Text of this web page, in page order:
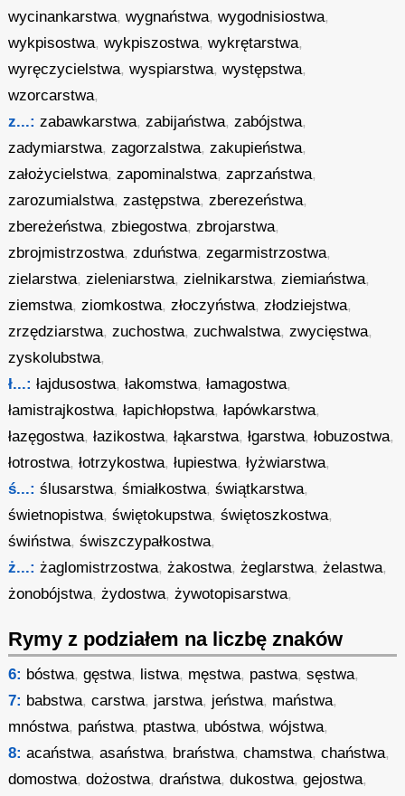
wycinankarstwa,wygnaństwa,wygodnisiostwa,
wykpisostwa,wykpiszostwa,wykrętarstwa,
wyręczycielstwa,wyspiarstwa,występstwa,
wzorcarstwa,
z...: zabawkarstwa,zabijaństwa,zabójstwa,
zadymiarstwa,zagorzalstwa,zakupieństwa,
założycielstwa,zapominalstwa,zaprzaństwa,
zarozumialstwa,zastępstwa,zberezeństwa,
zbereżeństwa,zbiegostwa,zbrojarstwa,
zbrojmistrzostwa,zduństwa,zegarmistrzostwa,
zielarstwa,zieleniarstwa,zielnikarstwa,ziemiaństwa,
ziemstwa,ziomkostwa,złoczyństwa,złodziejstwa,
zrzędziarstwa,zuchostwa,zuchwalstwa,zwycięstwa,
zyskolubstwa,
ł...: łajdusostwa,łakomstwa,łamagostwa,
łamistrajkostwa,łapichłopstwa,łapówkarstwa,
łazęgostwa,łazikostwa,łąkarstwa,łgarstwa,łobuzostwa,
łotrostwa,łotrzykostwa,łupiestwa,łyżwiarstwa,
ś...: ślusarstwa,śmiałkostwa,świątkarstwa,
świetnopistwa,świętokupstwa,świętoszkostwa,
świństwa,świszczypałkostwa,
ż...: żaglomistrzostwa,żakostwa,żeglarstwa,żelastwa,
żonobójstwa,żydostwa,żywotopisarstwa,
Rymy z podziałem na liczbę znaków
6: bóstwa,gęstwa, listwa, męstwa, pastwa,sęstwa,
7: babstwa,carstwa, jarstwa, jeństwa, maństwa,
mnóstwa, państwa, ptastwa, ubóstwa,wójstwa,
8: acaństwa,asaństwa, braństwa,chamstwa,chaństwa,
domostwa,dożostwa,draństwa,dukostwa,gejostwa,